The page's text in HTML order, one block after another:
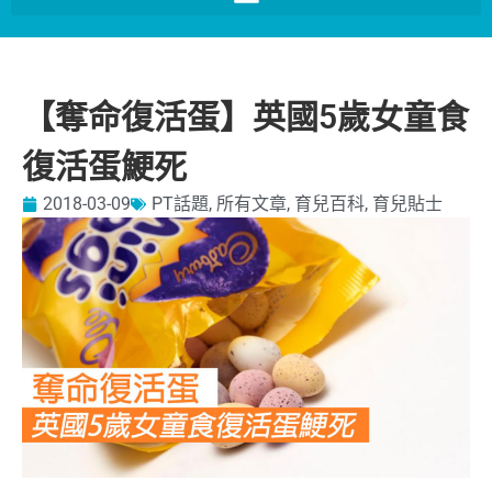
【奪命復活蛋】英國5歲女童食
復活蛋鯁死
2018-03-09 PT話題, 所有文章, 育兒百科, 育兒貼士